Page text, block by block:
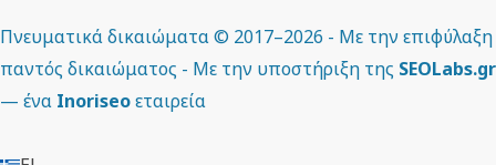
Πνευματικά δικαιώματα © 2017–2026 - Με την επιφύλαξη
παντός δικαιώματος - Με την υποστήριξη της SEOLabs.gr
— ένα Inoriseoεταιρεία